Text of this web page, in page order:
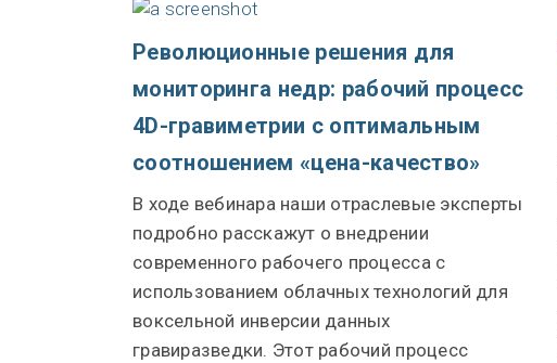
Революционные решения для
мониторинга недр: рабочий процесс
4D-гравиметрии с оптимальным
соотношением «цена-качество»
В ходе вебинара наши отраслевые эксперты
подробно расскажут о внедрении
современного рабочего процесса с
использованием облачных технологий для
воксельной инверсии данных
гравиразведки. Этот рабочий процесс